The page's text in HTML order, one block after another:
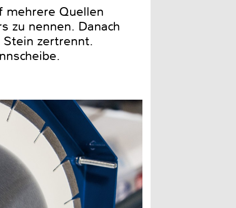
mehrere Quellen
zu nennen. Danach
Stein zertrennt.